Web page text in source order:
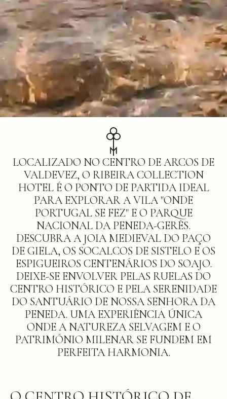
LOCALIZADO NO CENTRO DE ARCOS DE
VALDEVEZ, O RIBEIRA COLLECTION
HOTEL É O PONTO DE PARTIDA IDEAL
PARA EXPLORAR A VILA "ONDE
PORTUGAL SE FEZ" E O PARQUE
NACIONAL DA PENEDA-GERÊS.
DESCUBRA A JOIA MEDIEVAL DO PAÇO
DE GIELA, OS SOCALCOS DE SISTELO E OS
ESPIGUEIROS CENTENÁRIOS DO SOAJO.
DEIXE-SE ENVOLVER PELAS RUELAS DO
CENTRO HISTÓRICO E PELA SERENIDADE
DO SANTUÁRIO DE NOSSA SENHORA DA
PENEDA. UMA EXPERIÊNCIA ÚNICA
ONDE A NATUREZA SELVAGEM E O
PATRIMÓNIO MILENAR SE FUNDEM EM
PERFEITA HARMONIA.